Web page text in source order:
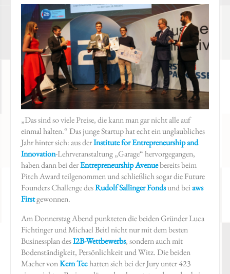
„Das sind so viele Preise, die kann man gar nicht alle auf
einmal halten.“ Das junge Startup hat echt ein unglaubliches
Jahr hinter sich: aus derInstitute for Entrepreneurship and
Innovation-Lehrveranstaltung „Garage“ hervorgegangen,
haben dann bei derEntrepreneurship Avenuebereits beim
Pitch Award teilgenommen und schließlich sogar die Future
Founders Challenge desRudolf Sallinger Fondsund beiaws
Firstgewonnen.
Am Donnerstag Abend punkteten die beiden Gründer Luca
Fichtinger und Michael Beitl nicht nur mit dem besten
Businessplan desI2B-Wettbewerbs, sondern auch mit
Bodenständigkeit, Persönlichkeit und Witz. Die beiden
Macher vonKern Techatten sich bei der Jury unter 423